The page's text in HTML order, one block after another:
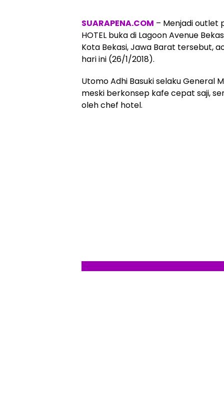
SUARAPENA.COM – Menjadi outlet
HOTEL buka di Lagoon Avenue
Kota Bekasi, Jawa Barat tersebut,
hari ini (26/1/2018).
Utomo Adhi Basuki selaku General
meski berkonsep kafe cepat saji,
oleh chef hotel.